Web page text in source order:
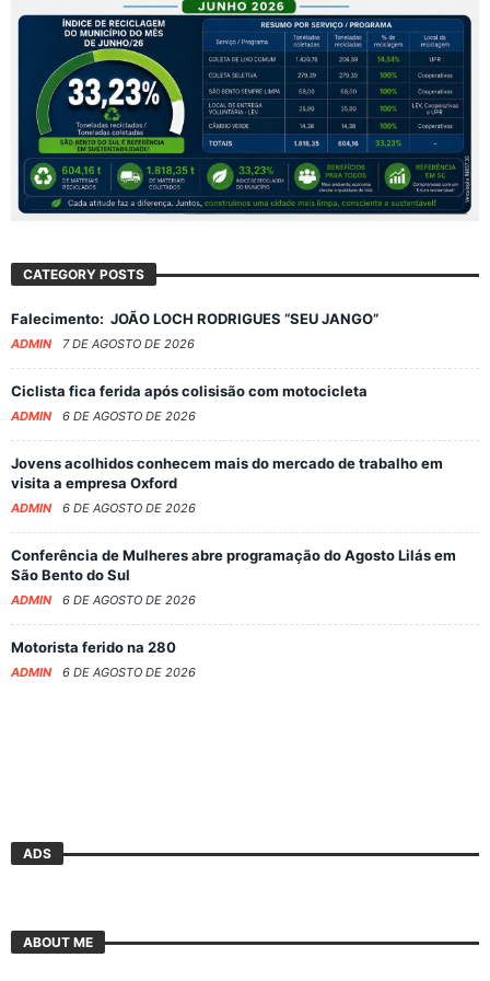
CATEGORY POSTS
Falecimento: JOÃO LOCH RODRIGUES “SEU JANGO”
ADMIN 7 DE AGOSTO DE 2026
Ciclista fica ferida após colisisão com motocicleta
ADMIN 6 DE AGOSTO DE 2026
Jovens acolhidos conhecem mais do mercado de trabalho em
visita a empresa Oxford
ADMIN 6 DE AGOSTO DE 2026
Conferência de Mulheres abre programação do Agosto Lilás em
São Bento do Sul
ADMIN 6 DE AGOSTO DE 2026
Motorista ferido na 280
ADMIN 6 DE AGOSTO DE 2026
ADS
ABOUT ME